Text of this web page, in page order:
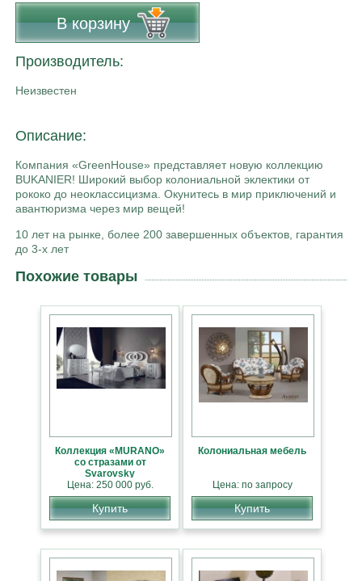
В корзину
Производитель:
Неизвестен
Описание:
Компания «GreenHouse» представляет новую коллекцию
BUKANIER! Широкий выбор колониальной эклектики от
рококо до неоклассицизма. Окунитесь в мир приключений и
авантюризма через мир вещей!
10 лет на рынке, более 200 завершенных объектов, гарантия
до 3-х лет
Похожие товары
Коллекция «MURANO»
со стразами от
Svarovsky
Цена: 250 000 руб.
Купить
Колониальная мебель
Цена: по запросу
Купить